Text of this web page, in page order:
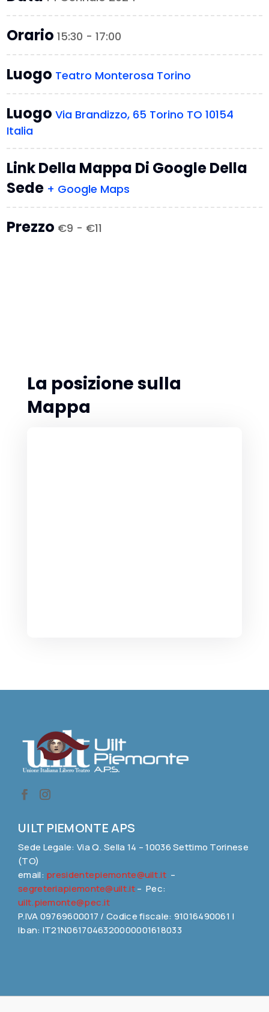
Orario15:30 - 17:00
Luogo Teatro Monterosa Torino
LuogoVia Brandizzo, 65 Torino TO 10154
Italia
Link Della Mappa Di Google Della
Sede + Google Maps
Prezzo €9 - €11
La posizione sulla
Mappa
UILT PIEMONTE APS
Sede Legale: Via Q. Sella 14 – 10036 Settimo Torinese
(TO)
email: presidentepiemonte@uilt.it–
segreteriapiemonte@uilt.it– Pec:
uilt.piemonte@pec.it
P.IVA 09769600017 / Codice fiscale: 91016490061 |
Iban: IT21N0617046320000001618033